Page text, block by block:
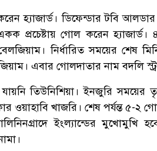
হ্যাজার্ড। ডিফেন্ডার টবি
প্রচেষ্টায় গোল করেন
নির্ধারিত সময়ের শেষ
এবার গোলদাতার নাম বদলি
তিউনিশিয়া। ইনজুরি সময়ের
ওয়াহাবি খাজরি। শেষ পর্যন্ত ৫-২
ইংল্যান্ডের মুখোমুখি